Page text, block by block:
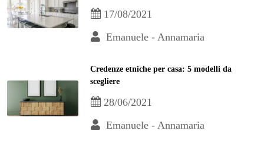
17/08/2021
Emanuele - Annamaria
Credenze etniche per casa: 5 modelli da
scegliere
28/06/2021
Emanuele - Annamaria